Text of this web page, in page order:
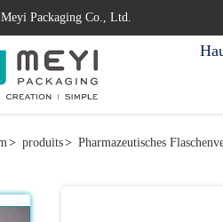
Packaging Co., Ltd.
> produits> Pharmazeutisches